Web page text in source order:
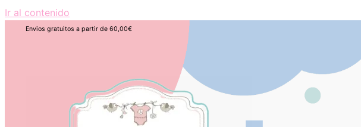
Ir al contenido
Envios gratuitos a partir de 60,00€